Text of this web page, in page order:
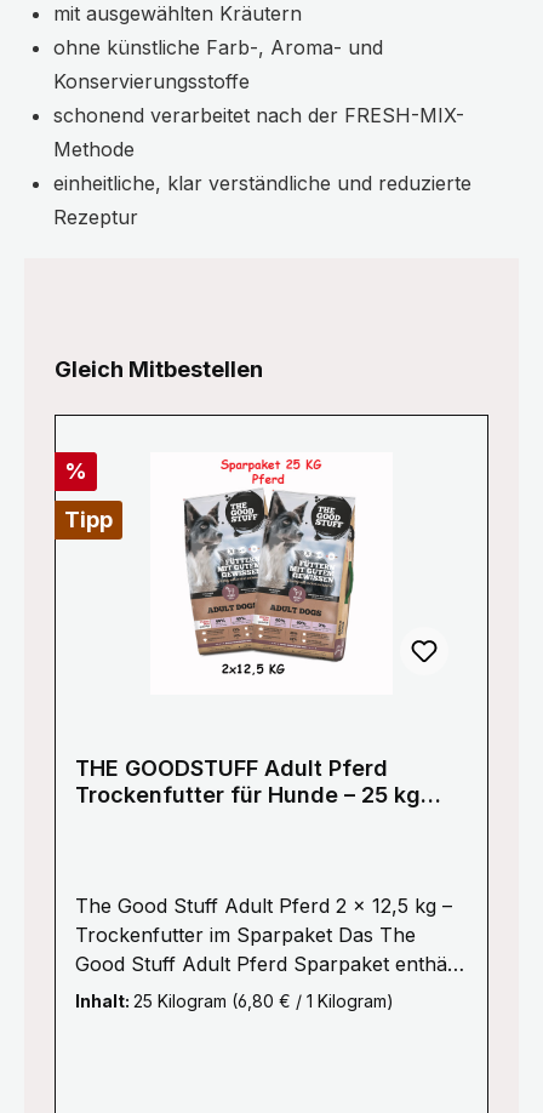
mit ausgewählten Kräutern
ohne künstliche Farb-, Aroma- und
Konservierungsstoffe
schonend verarbeitet nach der FRESH-MIX-
Methode
einheitliche, klar verständliche und reduzierte
Rezeptur
Produktgalerie überspringen
Gleich Mitbestellen
Rabatt
%
Tipp
THE GOODSTUFF Adult Pferd
Trockenfutter für Hunde – 25 kg
The Good Stuff Adult Pferd 2 × 12,5 kg –
Trockenfutter im Sparpaket Das The
Good Stuff Adult Pferd Sparpaket enthält
zwei Säcke mit jeweils 12,5 kg
Inhalt: 25 Kilogram (6,80 € / 1 Kilogram)